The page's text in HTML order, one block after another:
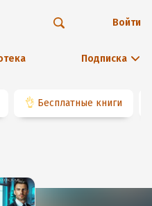
Подписка
Войти
👌 Бесплатные книги